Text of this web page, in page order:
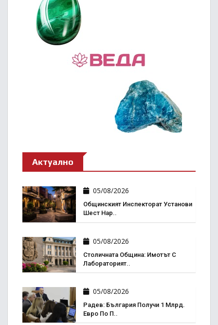
Актуално
05/08/2026
Общинският Инспекторат Установи
Шест Нар..
05/08/2026
Столичната Община: Имотът С
Лабораторият..
05/08/2026
Радев: България Получи 1 Млрд.
Евро По П..